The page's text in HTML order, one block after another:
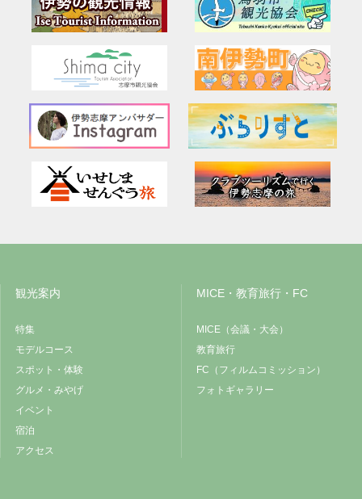
観光案内
特集
モデルコース
スポット・体験
グルメ・みやげ
イベント
宿泊
アクセス
MICE・教育旅行・FC
MICE（会議・大会）
教育旅行
FC（フィルムコミッション）
フォトギャラリー